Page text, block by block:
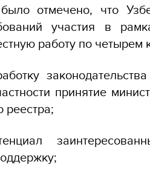
отмечено, что
участия в
работу по
принятие
реестра;